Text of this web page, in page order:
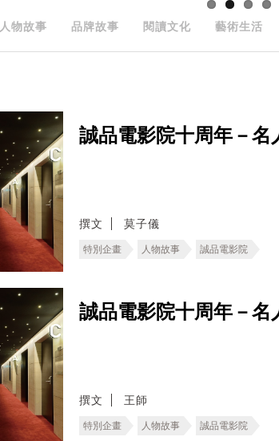
人物故事 品牌故事 閱讀文化 藝術生活
誠品電影院十周年－
撰文 莫子儀
特別企畫 人物故事 誠品電影院
誠品電影院十周年－
撰文 王師
特別企畫 人物故事 誠品電影院